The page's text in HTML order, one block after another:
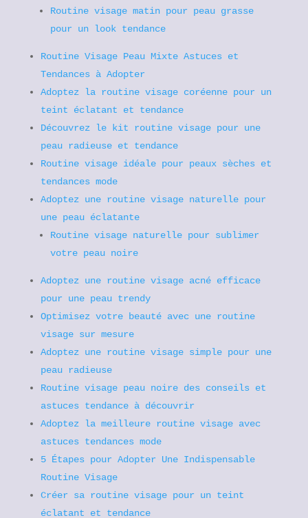
Routine visage matin pour peau grasse
pour un look tendance
Routine Visage Peau Mixte Astuces et
Tendances à Adopter
Adoptez la routine visage coréenne pour un
teint éclatant et tendance
Découvrez le kit routine visage pour une
peau radieuse et tendance
Routine visage idéale pour peaux sèches et
tendances mode
Adoptez une routine visage naturelle pour
une peau éclatante
Routine visage naturelle pour sublimer
votre peau noire
Adoptez une routine visage acné efficace
pour une peau trendy
Optimisez votre beauté avec une routine
visage sur mesure
Adoptez une routine visage simple pour une
peau radieuse
Routine visage peau noire des conseils et
astuces tendance à découvrir
Adoptez la meilleure routine visage avec
astuces tendances mode
5 Étapes pour Adopter Une Indispensable
Routine Visage
Créer sa routine visage pour un teint
éclatant et tendance